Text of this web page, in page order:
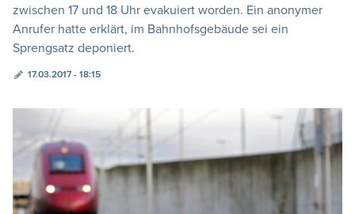
zwischen 17 und 18 Uhr evakuiert worden. Ein anonymer
Anrufer hatte erklärt, im Bahnhofsgebäude sei ein
Sprengsatz deponiert.
17.03.2017 - 18:15